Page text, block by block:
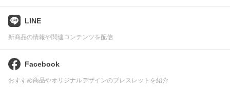
LINE
新商品の情報や関連コンテンツを配信
Facebook
おすすめ商品やオリジナルデザインのブレスレットを紹介